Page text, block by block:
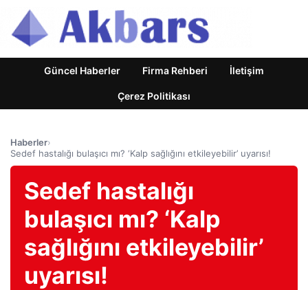
Güncel Haberler Firma Rehberi İletişim
Çerez Politikası
Haberler›
Sedef hastalığı bulaşıcı mı? ‘Kalp sağlığını etkileyebilir’ uyarısı!
Sedef hastalığı
bulaşıcı mı? ‘Kalp
sağlığını etkileyebilir’
uyarısı!